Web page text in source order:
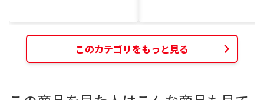
このカテゴリをもっと見る